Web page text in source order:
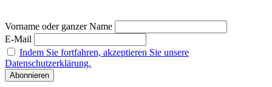
Vorname oder ganzer Name
E-Mail
Indem Sie fortfahren, akzeptieren Sie unsere
Datenschutzerklärung.